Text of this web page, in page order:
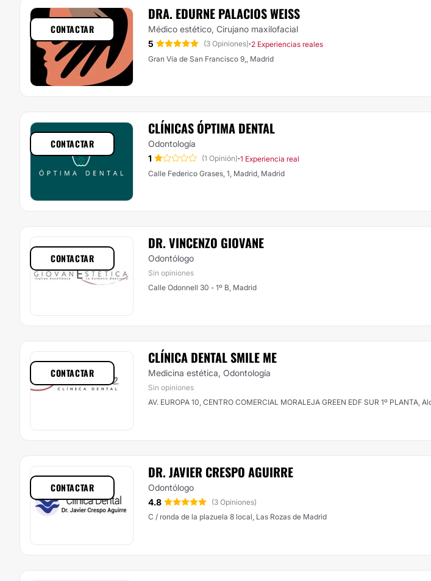
DRA. EDURNE PALACIOS WEISS
Médico estético, Cirujano maxilofacial
5
(3 Opiniones)·2 Experiencias reales
Gran Vía de San Francisco 9,, Madrid
CONTACTAR
CLÍNICAS ÓPTIMA DENTAL
Odontología
1
(1 Opinión)·1 Experiencia real
Calle Federico Grases, 1, Madrid, Madrid
CONTACTAR
DR. VINCENZO GIOVANE
Odontólogo
Sin opiniones
Calle Odonnell 30 - 1º B, Madrid
CONTACTAR
CLÍNICA DENTAL SMILE ME
Medicina estética, Odontología
Sin opiniones
AV. EUROPA 10, CENTRO COMERCIAL MORALEJA GREEN EDF SUR 1º PLANTA,
CONTACTAR
DR. JAVIER CRESPO AGUIRRE
Odontólogo
4.8
(3 Opiniones)
C / ronda de la plazuela 8 local, Las Rozas de Madrid
CONTACTAR